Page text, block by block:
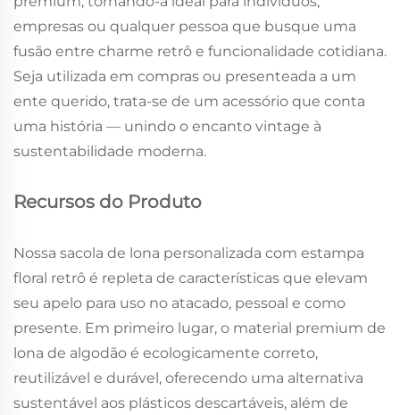
empresas ou qualquer pessoa que busque uma
fusão entre charme retrô e funcionalidade cotidiana.
Seja utilizada em compras ou presenteada a um
ente querido, trata-se de um acessório que conta
uma história — unindo o encanto vintage à
sustentabilidade moderna.
Recursos do Produto
Nossa sacola de lona personalizada com estampa
floral retrô é repleta de características que elevam
seu apelo para uso no atacado, pessoal e como
presente. Em primeiro lugar, o material premium de
lona de algodão é ecologicamente correto,
reutilizável e durável, oferecendo uma alternativa
sustentável aos plásticos descartáveis, além de